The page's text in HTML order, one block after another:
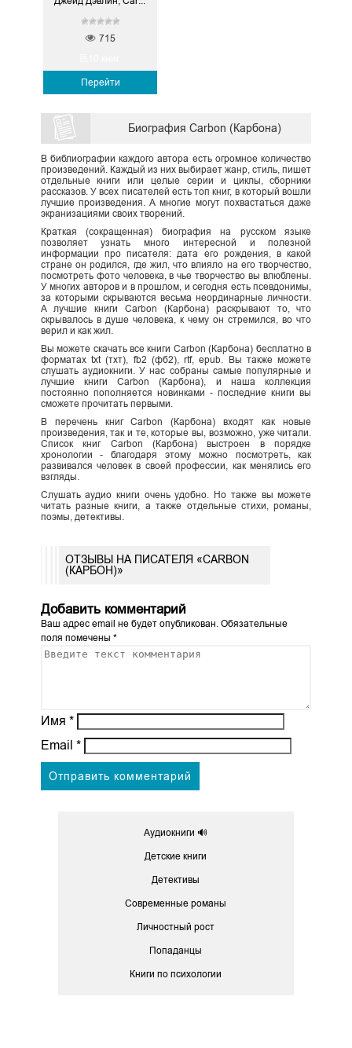
Перейти
715
Биография Carbon (Карбона)
В библиографии каждого автора есть огромное количество
произведений. Каждый из них выбирает жанр, стиль, пишет
отдельные книги или целые серии и циклы, сборники
рассказов. У всех писателей есть топ книг, в который вошли
лучшие произведения. А многие могут похвастаться даже
экранизациями своих творений.
Краткая (сокращенная) биография на русском языке
позволяет узнать много интересной и полезной
информации про писателя: дата его рождения, в какой
стране он родился, где жил, что влияло на его творчество,
посмотреть фото человека, в чье творчество вы влюблены.
У многих авторов и в прошлом, и сегодня есть псевдонимы,
за которыми скрываются весьма неординарные личности.
А лучшие книги Carbon (Карбона) раскрывают то, что
скрывалось в душе человека, к чему он стремился, во что
верил и как жил.
Вы можете скачать все книги Carbon (Карбона) бесплатно в
форматах txt (тхт), fb2 (фб2), rtf, epub. Вы также можете
слушать аудиокниги. У нас собраны самые популярные и
лучшие книги Carbon (Карбона), и наша коллекция
постоянно пополняется новинками - последние книги вы
сможете прочитать первыми.
В перечень книг Carbon (Карбона) входят как новые
произведения, так и те, которые вы, возможно, уже читали.
Список книг Carbon (Карбона) выстроен в порядке
хронологии - благодаря этому можно посмотреть, как
развивался человек в своей профессии, как менялись его
взгляды.
Слушать аудио книги очень удобно. Но также вы можете
читать разные книги, а также отдельные стихи, романы,
поэмы, детективы.
ОТЗЫВЫ НА ПИСАТЕЛЯ «CARBON
(КАРБОН)»
Добавить комментарий
Ваш адрес email не будет опубликован. Обязательные
поля помечены *
Имя *
Email *
Аудиокниги 🔊
Детские книги
Детективы
Современные романы
Личностный рост
Попаданцы
Книги по психологии